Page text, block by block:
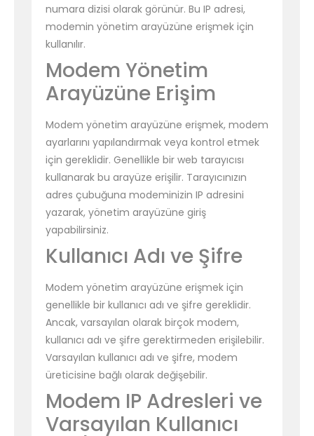
numara dizisi olarak görünür. Bu IP adresi,
modemin yönetim arayüzüne erişmek için
kullanılır.
Modem Yönetim
Arayüzüne Erişim
Modem yönetim arayüzüne erişmek, modem
ayarlarını yapılandırmak veya kontrol etmek
için gereklidir. Genellikle bir web tarayıcısı
kullanarak bu arayüze erişilir. Tarayıcınızın
adres çubuğuna modeminizin IP adresini
yazarak, yönetim arayüzüne giriş
yapabilirsiniz.
Kullanıcı Adı ve Şifre
Modem yönetim arayüzüne erişmek için
genellikle bir kullanıcı adı ve şifre gereklidir.
Ancak, varsayılan olarak birçok modem,
kullanıcı adı ve şifre gerektirmeden erişilebilir.
Varsayılan kullanıcı adı ve şifre, modem
üreticisine bağlı olarak değişebilir.
Modem IP Adresleri ve
Varsayılan Kullanıcı